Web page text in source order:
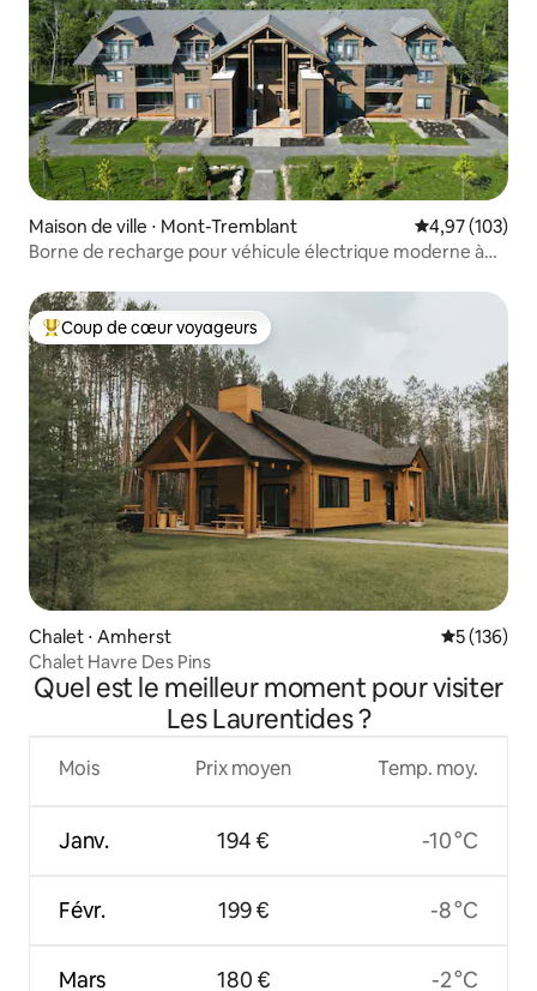
Maison de ville ⋅ Mont-Tremblant Évaluation
4,97 (103)
Borne de recharge pour véhicule électrique moderne à
Coups de cœur voyageurs les plus appréciés
Coup de cœur voyageurs
Chalet ⋅ Amherst Évaluation
5 (136)
Chalet Havre Des Pins
Quel est le meilleur moment pour visiter
Les Laurentides ?
Mois
Janv.
Févr.
Mars
Prix moyen
194 €
199 €
180 €
Temp. moy.
-10 °C
-8 °C
-2 °C